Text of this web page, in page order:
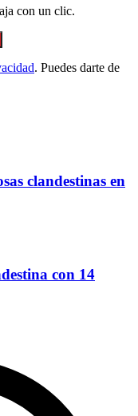
con un clic.
. Puedes darte de
clandestinas en
con 14